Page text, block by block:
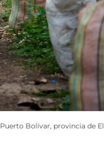
Bolívar, provincia de El